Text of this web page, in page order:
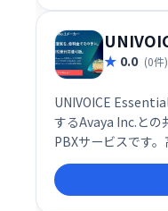
0.0 (0件)
UNIVOICE
するAvaya Inc.との
PBXサービスです
ズな導入と利用を
わせた柔軟なプラン
ニケーション環境